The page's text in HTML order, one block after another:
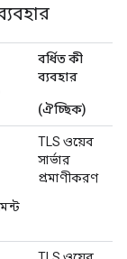
বর্ধিত কী
ব্যবহার
(ঐচ্ছিক)
TLS ওয়েব
সার্ভার
প্রমাণীকরণ